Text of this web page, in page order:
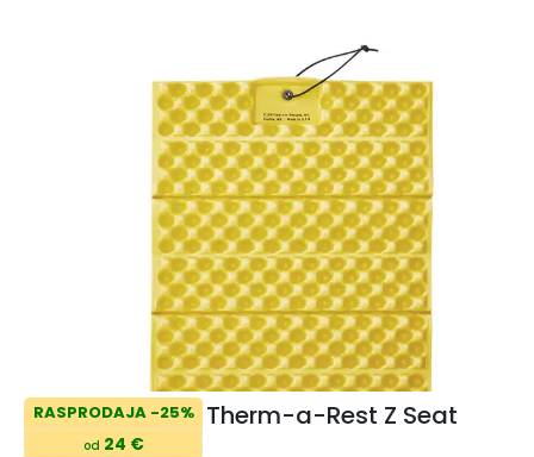
RASPRODAJA -25%
od 24 €
Therm-a-Rest Z Seat